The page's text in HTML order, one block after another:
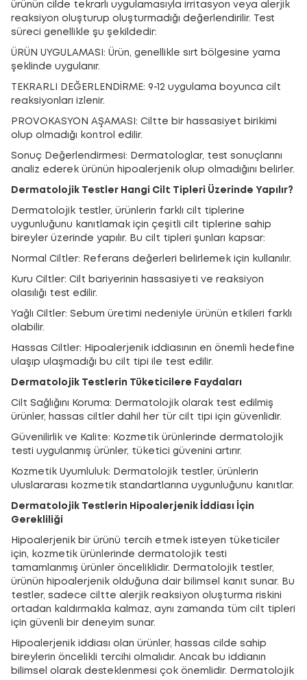
ürünün cilde tekrarlı uygulamasıyla irritasyon veya alerjik
reaksiyon oluşturup oluşturmadığı değerlendirilir. Test
süreci genellikle şu şekildedir:
ÜRÜN UYGULAMASI: Ürün, genellikle sırt bölgesine yama
şeklinde uygulanır.
TEKRARLI DEĞERLENDİRME: 9-12 uygulama boyunca cilt
reaksiyonları izlenir.
PROVOKASYON AŞAMASI: Ciltte bir hassasiyet birikimi
olup olmadığı kontrol edilir.
Sonuç Değerlendirmesi: Dermatologlar, test sonuçlarını
analiz ederek ürünün hipoalerjenik olup olmadığını belirler.
Dermatolojik Testler Hangi Cilt Tipleri Üzerinde Yapılır?
Dermatolojik testler, ürünlerin farklı cilt tiplerine
uygunluğunu kanıtlamak için çeşitli cilt tiplerine sahip
bireyler üzerinde yapılır. Bu cilt tipleri şunları kapsar:
Normal Ciltler: Referans değerleri belirlemek için kullanılır.
Kuru Ciltler: Cilt bariyerinin hassasiyeti ve reaksiyon
olasılığı test edilir.
Yağlı Ciltler: Sebum üretimi nedeniyle ürünün etkileri farklı
olabilir.
Hassas Ciltler: Hipoalerjenik iddiasının en önemli hedefine
ulaşıp ulaşmadığı bu cilt tipi ile test edilir.
Dermatolojik Testlerin Tüketicilere Faydaları
Cilt Sağlığını Koruma: Dermatolojik olarak test edilmiş
ürünler, hassas ciltler dahil her tür cilt tipi için güvenlidir.
Güvenilirlik ve Kalite: Kozmetik ürünlerinde dermatolojik
testi uygulanmış ürünler, tüketici güvenini artırır.
Kozmetik Uyumluluk: Dermatolojik testler, ürünlerin
uluslararası kozmetik standartlarına uygunluğunu kanıtlar.
Dermatolojik Testlerin Hipoalerjenik İddiası İçin
Gerekliliği
Hipoalerjenik bir ürünü tercih etmek isteyen tüketiciler
için, kozmetik ürünlerinde dermatolojik testi
tamamlanmış ürünler önceliklidir. Dermatolojik testler,
ürünün hipoalerjenik olduğuna dair bilimsel kanıt sunar. Bu
testler, sadece ciltte alerjik reaksiyon oluşturma riskini
ortadan kaldırmakla kalmaz, aynı zamanda tüm cilt tipleri
için güvenli bir deneyim sunar.
Hipoalerjenik iddiası olan ürünler, hassas cilde sahip
bireylerin öncelikli tercihi olmalıdır. Ancak bu iddianın
bilimsel olarak desteklenmesi çok önemlidir. Dermatolojik